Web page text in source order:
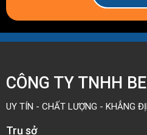
CÔNG TY TNHH
UY TÍN - CHẤT LƯỢNG - KHẲNG
Trụ sở